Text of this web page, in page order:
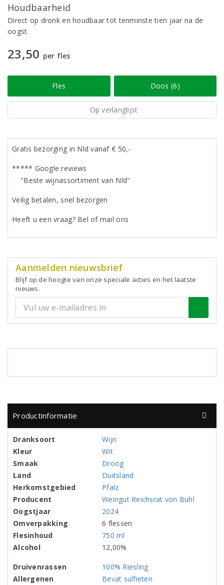
Houdbaarheid
Direct op dronk en houdbaar tot tenminste tien jaar na de
oogst.
23,50 per fles
Fles Doos (6)
Op verlanglijst
Gratis bezorging in Nld vanaf € 50,-
***** Google reviews
"Beste wijnassortiment van Nld"
Veilig betalen, snel bezorgen
Heeft u een vraag? Bel of mail ons
Aanmelden nieuwsbrief
Blijf op de hoogte van onze speciale acties en het laatste
nieuws.
Productinformatie
Dranksoort
Wijn
Kleur
Wit
Smaak
Droog
Land
Duitsland
Herkomstgebied
Pfalz
Producent
Weingut Reichsrat von Buhl
Oogstjaar
2024
Omverpakking
6 flessen
Flesinhoud
750 ml
Alcohol
12,00%
Druivenrassen
100% Riesling
Allergenen
Bevat sulfieten